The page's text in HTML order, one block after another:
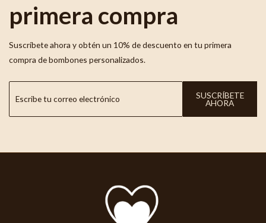
primera compra
Suscríbete ahora y obtén un 10% de descuento en tu primera
compra de bombones personalizados.
SUSCRÍBETE
AHORA